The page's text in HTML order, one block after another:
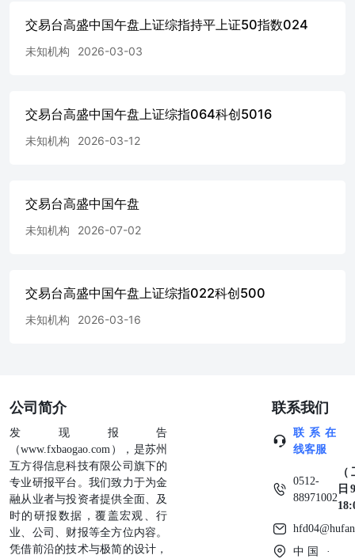
交易台高盛中国午盘上证综指持平上证50指数024
未知机构 2026-03-03
交易台高盛中国午盘上证综指064科创5016
未知机构 2026-03-12
交易台高盛中国午盘
未知机构 2026-07-02
交易台高盛中国午盘上证综指022科创500
未知机构 2026-03-16
公司简介
发现报告
（www.fxbaogao.com），是苏州
互方得信息科技有限公司旗下的
专业研报平台。我们致力于为金
融从业者与投资者提供全面、及
时的研报数据，覆盖宏观、行
业、公司、财报等全方位内容。
凭借前沿的技术与极简的设计，
联系我们
联系在
线客服
0512-
88971002
日
中国 ·